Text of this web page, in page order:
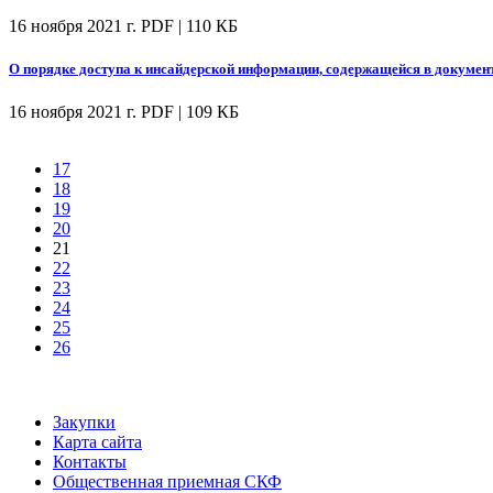
16 ноября 2021 г. PDF | 110 КБ
О порядке доступа к инсайдерской информации, содержащейся в
16 ноября 2021 г. PDF | 109 КБ
17
18
19
20
21
22
23
24
25
26
Закупки
Карта сайта
Контакты
Общественная приемная СКФ